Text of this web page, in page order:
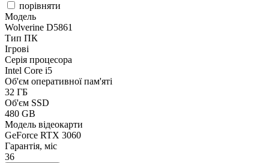
порівняти
Модель
Wolverine D5861
Тип ПК
Ігрові
Серія процесора
Intel Core i5
Об'єм оперативної пам'яті
32 ГБ
Об'єм SSD
480 GB
Модель відеокарти
GeForce RTX 3060
Гарантія, міс
36